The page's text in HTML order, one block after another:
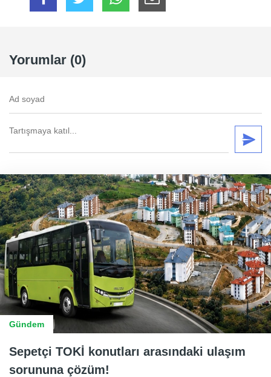
Yorumlar (0)
Gündem
Sepetçi TOKİ konutları arasındaki ulaşım
sorununa çözüm!